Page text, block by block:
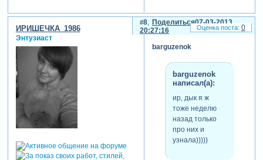
Поделиться
8
07-03-2013
20:27:16
ИРИШЕЧКА_1986
Энтузиаст
barguzenok
barguzenok
написал(а):
ир, дык я ж
тоже неделю
назад только
про них и
узнала)))))
0